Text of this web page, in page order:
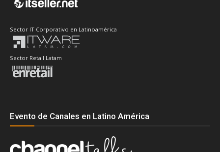
Sector IT Corporativo en Latinoamérica
Sector Retail Latam
Evento de Canales en Latino América